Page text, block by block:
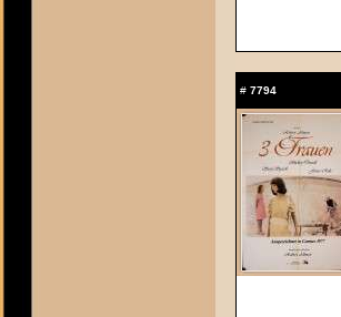
# 7794